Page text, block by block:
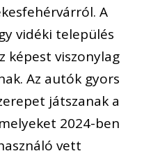
ról. A
vidéki település
képest viszonylag
Az autók gyors
játszanak a
2024-ben
vett